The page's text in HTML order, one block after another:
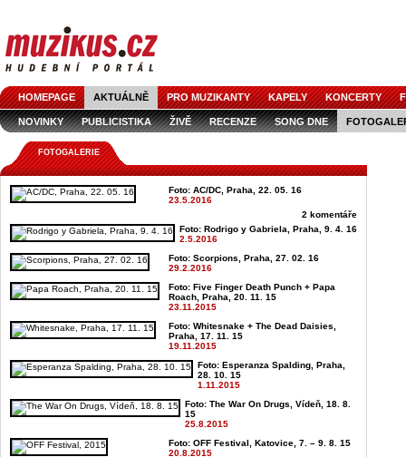
HOMEPAGE AKTUÁLNĚ PRO MUZIKANTY KAPELY KONCERTY
NOVINKY PUBLICISTIKA ŽIVĚ RECENZE SONG DNE
FOTOGALERIE
Foto: AC/DC, Praha, 22. 05. 16
23.5.2016
2 komentáře
Foto: Rodrigo y Gabriela, Praha, 9. 4. 16
2.5.2016
Foto: Scorpions, Praha, 27. 02. 16
29.2.2016
Foto: Five Finger Death Punch + Papa
Roach, Praha, 20. 11. 15
23.11.2015
Foto: Whitesnake + The Dead Daisies,
Praha, 17. 11. 15
19.11.2015
Foto: Esperanza Spalding, Praha,
28. 10. 15
1.11.2015
Foto: The War On Drugs, Vídeň, 18. 8.
15
25.8.2015
Foto: OFF Festival, Katovice, 7. – 9. 8. 15
20.8.2015